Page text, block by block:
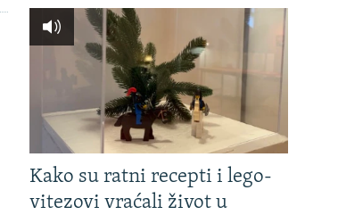
Kako su ratni recepti i lego-
vitezovi vraćali život u